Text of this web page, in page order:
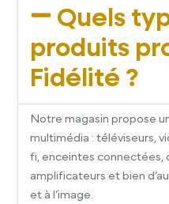
Quels
produits
Fidélité ?
Notre magasin propose
multimédia : téléviseurs,
fi, enceintes connectées,
amplificateurs et bien
et à l’image.